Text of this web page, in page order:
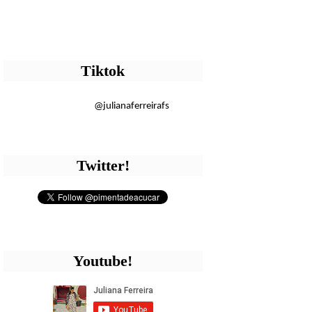
Tiktok
@julianaferreirafs
Twitter!
Youtube!